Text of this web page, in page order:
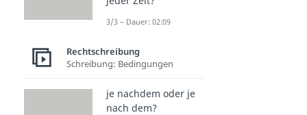
3/3 – Dauer: 02:09
Rechtschreibung
Schreibung: Bedingungen
je nachdem oder je
nach dem?